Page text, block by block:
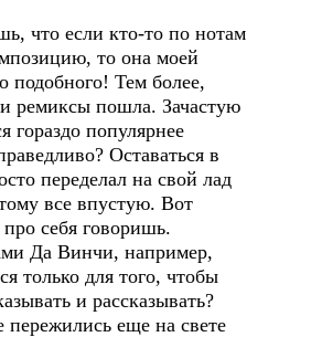
что если кто-то по нотам
то она моей
подобного! Тем более,
ремиксы пошла. Зачастую
гораздо популярнее
Оставаться в
переделал на свой лад
все впустую. Вот
про себя говоришь.
Да Винчи, например,
только для того, чтобы
и рассказывать?
еще на свете